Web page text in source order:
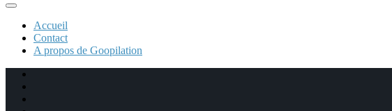
Accueil
Contact
A propos de Goopilation